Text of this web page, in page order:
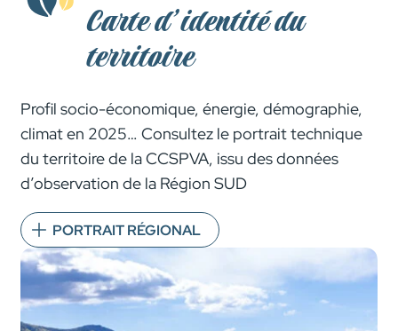
Carte d’identité du
territoire
Profil socio-économique, énergie, démographie,
climat en 2025… Consultez le portrait technique
du territoire de la CCSPVA, issu des données
d’observation de la Région SUD
PORTRAIT RÉGIONAL